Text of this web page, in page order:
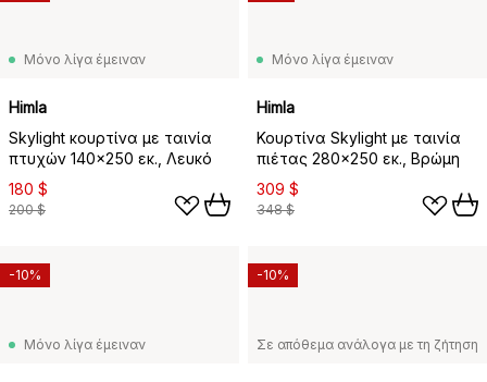
Μόνο λίγα έμειναν
Himla
Skylight κουρτίνα με ταινία
πτυχών 140x250 εκ., Λευκό
180 $
200 $
Μόνο λίγα έμειναν
Himla
Κουρτίνα Skylight με ταινία
πιέτας 280x250 εκ., Βρώμη
309 $
348 $
Μόνο λίγα έμειναν
-10%
Σε απόθεμα ανάλογα με τη ζήτηση
-10%